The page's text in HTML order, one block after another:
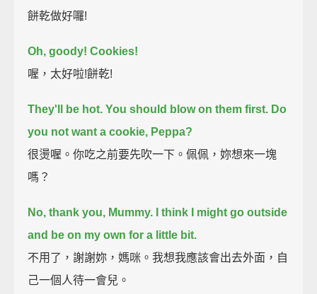
餅乾做好囉!
Oh, goody! Cookies!
喔，太好啦!餅乾!
They'll be hot. You should blow on them first. Do
you not want a cookie, Peppa?
很燙喔。你吃之前要先吹一下。佩佩，妳想來一塊
嗎？
No, thank you, Mummy.
I think I might go outside
and be on my own for a little bit.
不用了，謝謝妳，媽咪。我想我應該會出去外面，自
己一個人待一會兒。